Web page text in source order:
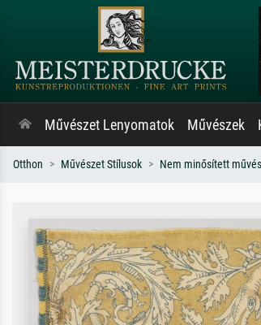
Művészet Lenyomatok Művészek
Otthon Művészet Stílusok Nem minősített